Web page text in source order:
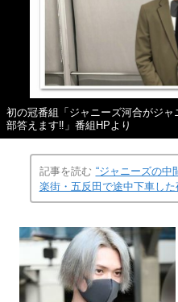
初の冠番組「ジャニーズ河合がジ
部答えます‼」番組HPより
記事を読む “ジャニーズの中
楽街・五反田で途中下車した